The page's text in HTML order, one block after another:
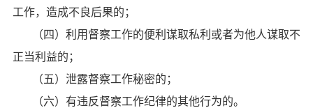
工作，造成不良后果的；
（四）利用督察工作的便利谋取私利或者为他人谋取不
正当利益的；
（五）泄露督察工作秘密的；
（六）有违反督察工作纪律的其他行为的。